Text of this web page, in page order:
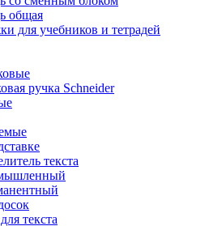
общая
для учебников и тетрадей
ручка Schneider
текста
текста